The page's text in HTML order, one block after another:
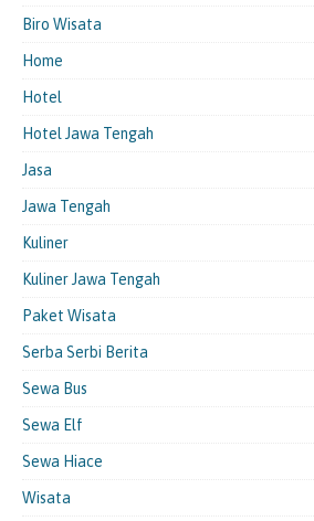
Biro Wisata
Home
Hotel
Hotel Jawa Tengah
Jasa
Jawa Tengah
Kuliner
Kuliner Jawa Tengah
Paket Wisata
Serba Serbi Berita
Sewa Bus
Sewa Elf
Sewa Hiace
Wisata